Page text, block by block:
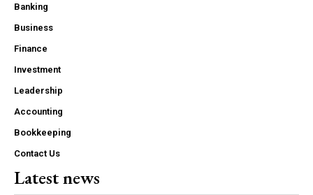
Banking
Business
Finance
Investment
Leadership
Accounting
Bookkeeping
Contact Us
Latest news